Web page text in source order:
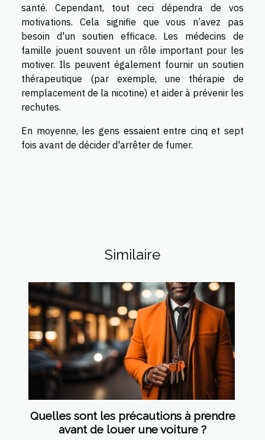
santé. Cependant, tout ceci dépendra de vos
motivations. Cela signifie que vous n’avez pas
besoin d'un soutien efficace. Les médecins de
famille jouent souvent un rôle important pour les
motiver. Ils peuvent également fournir un soutien
thérapeutique (par exemple, une thérapie de
remplacement de la nicotine) et aider à prévenir les
rechutes.
En moyenne, les gens essaient entre cinq et sept
fois avant de décider d'arrêter de fumer.
Similaire
Quelles sont les précautions à prendre
avant de louer une voiture ?